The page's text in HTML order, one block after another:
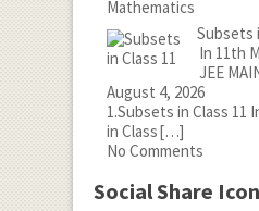
Subsets
In 11th
JEE
August 4, 2026
1.Subsets in Class 11
in Class[…]
No Comments
Social Share Icon